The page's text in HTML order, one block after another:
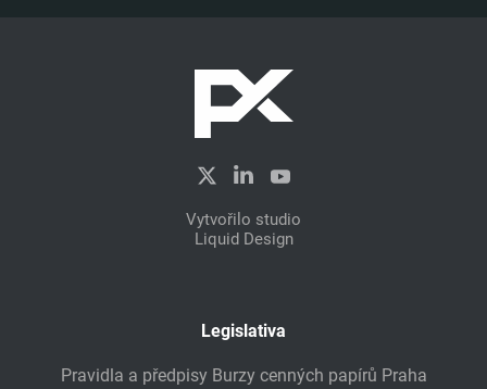
Vytvořilo studio
Liquid Design
Legislativa
Pravidla a předpisy Burzy cenných papírů Praha